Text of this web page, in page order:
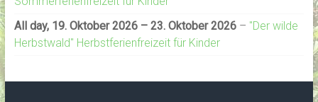
All day, 19. Oktober 2026 – 23. Oktober 2026– "Der wilde
Herbstwald" Herbstferienfreizeit für Kinder